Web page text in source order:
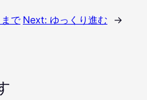
で Next: ゆっくり進む →